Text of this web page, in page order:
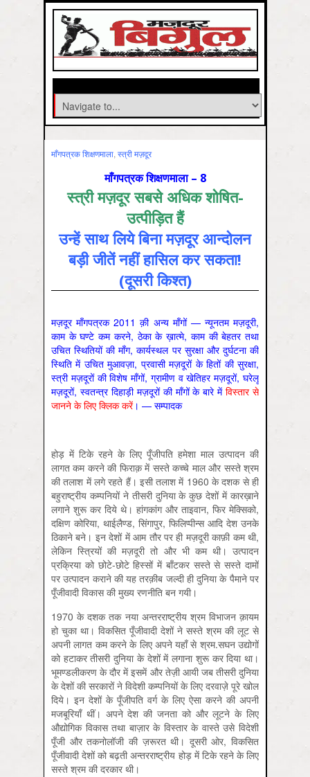
माँगपत्रक शिक्षणमाला, स्‍त्री मज़दूर
माँगपत्रक शिक्षणमाला – 8
स्त्री मज़दूर सबसे अधिक शोषित-
उत्पीड़ित हैं
उन्हें साथ लिये बिना मज़दूर आन्दोलन
बड़ी जीतें नहीं हासिल कर सकता!
(दूसरी किश्त)
मज़दूर माँगपत्रक 2011 क़ी अन्य माँगों — न्यूनतम मज़दूरी,
काम के घण्टे कम करने, ठेका के ख़ात्मे, काम की बेहतर तथा
उचित स्थितियों की माँग, कार्यस्थल पर सुरक्षा और दुर्घटना की
स्थिति में उचित मुआवज़ा, प्रवासी मज़दूरों के हितों की सुरक्षा,
स्त्री मज़दूरों की विशेष माँगों, ग्रामीण व खेतिहर मज़दूरों, घरेलू
मज़दूरों, स्वतन्त्र दिहाड़ी मज़दूरों की माँगों के बारे मेंविस्तार से
जानने के लिए क्लिक करें। — सम्पादक
होड़ में टिके रहने के लिए पूँजीपति हमेशा माल उत्पादन की
लागत कम करने की फिराक़ में सस्ते कच्चे माल और सस्ते श्रम
की तलाश में लगे रहते हैं। इसी तलाश में 1960 के दशक से ही
बहुराष्ट्रीय कम्पनियों ने तीसरी दुनिया के कुछ देशों में कारख़ाने
लगाने शुरू कर दिये थे। हांगकांग और ताइवान, फिर मेक्सिको,
दक्षिण कोरिया, थाईलैण्ड, सिंगापुर, फिलिप्पीन्स आदि देश उनके
ठिकाने बने। इन देशों में आम तौर पर ही मज़दूरी काफ़ी कम थी,
लेकिन स्त्रियों की मज़दूरी तो और भी कम थी। उत्पादन
प्रक्रिया को छोटे-छोटे हिस्सों में बाँटकर सस्ते से सस्ते दामों
पर उत्पादन कराने की यह तरक़ीब जल्दी ही दुनिया के पैमाने पर
पूँजीवादी विकास की मुख्य रणनीति बन गयी।
1970 के दशक तक नया अन्तरराष्ट्रीय श्रम विभाजन क़ायम
हो चुका था। विकसित पूँजीवादी देशों ने सस्ते श्रम की लूट से
अपनी लागत कम करने के लिए अपने यहाँ से श्रम.सघन उद्योगों
को हटाकर तीसरी दुनिया के देशों में लगाना शुरू कर दिया था।
भूमण्डलीकरण के दौर में इसमें और तेज़ी आयी जब तीसरी दुनिया
के देशों की सरकारों ने विदेशी कम्पनियों के लिए दरवाज़े पूरे खोल
दिये। इन देशों के पूँजीपति वर्ग के लिए ऐसा करने की अपनी
मजबूरियाँ थीं। अपने देश की जनता को और लूटने के लिए
औद्योगिक विकास तथा बाज़ार के विस्तार के वास्ते उसे विदेशी
पूँजी और तकनोलॉजी की ज़रूरत थी। दूसरी ओर, विकसित
पूँजीवादी देशों को बढ़ती अन्तरराष्ट्रीय होड़ में टिके रहने के लिए
सस्ते श्रम की दरकार थी।